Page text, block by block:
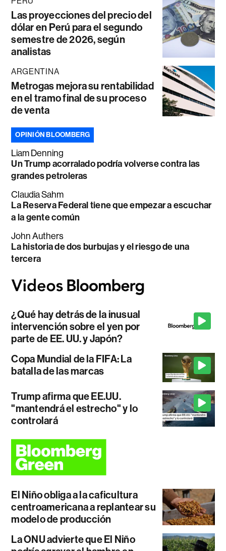
Las proyecciones del precio del
dólar en Perú para el segundo
semestre de 2026, según
analistas
ARGENTINA
Metrogas mejora su rentabilidad
en el tramo final de su proceso
de venta
OPINIÓN BLOOMBERG
Liam Denning
Un Trump acorralado podría volverse contra las
grandes petroleras
Claudia Sahm
La Reserva Federal tiene que empezar a escuchar
a la gente común
John Authers
La historia de dos burbujas y el riesgo de una
tercera
¿Qué hay detrás de la inusual
intervención sobre el yen por
parte de EE. UU. y Japón?
Copa Mundial de la FIFA: La
batalla de las marcas
Trump afirma que EE.UU.
"mantendrá el estrecho" y lo
controlará
El Niño obliga a la caficultura
centroamericana a replantear su
modelo de producción
La ONU advierte que El Niño